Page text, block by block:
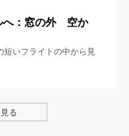
へ：窓の外 空か
短いフライトの中から見
る